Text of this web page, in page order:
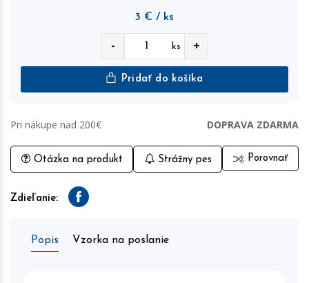
3 € / ks
- ks +
Pridať do košíka
Pri nákupe nad 200€ DOPRAVA ZDARMA
Otázka na produkt Strážny pes Porovnať
Zdieľanie: Facebook
Popis Vzorka na poslanie